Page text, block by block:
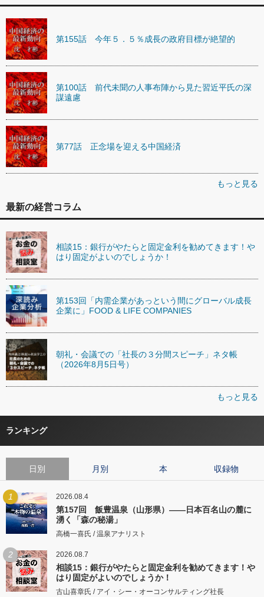
第155話 今年５．５％成長の政府目標が絶望的
第100話 前代未聞の人事布陣から見た習近平氏の深
謀遠慮
第77話 正念場を迎える中国経済
もっと見る
最新の経営コラム
相談15：銀行がやたらと固定金利を勧めてきます！や
はり固定がよいのでしょうか！
第153回「内需企業があっという間にグローバル成長
企業に」FOOD & LIFE COMPANIES
朝礼・会議での「社長の３分間スピーチ」ネタ帳
（2026年8月5日号）
もっと見る
ランキング
日別 月別 本 収録物
1 2026.08.4
第157回 飯豊温泉（山形県）――日本百名山の麓に
湧く「森の秘湯」
高橋一喜氏 / 温泉アナリスト
2 2026.08.7
相談15：銀行がやたらと固定金利を勧めてきます！や
はり固定がよいのでしょうか！
古山喜章氏 / アイ・シー・オーコンサルティング社長